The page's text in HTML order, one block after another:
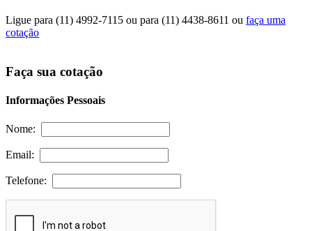
Ligue para (11) 4992-7115 ou para (11) 4438-8611 ou faça uma
cotação
Faça sua cotação
Informações Pessoais
Nome:
Email:
Telefone: